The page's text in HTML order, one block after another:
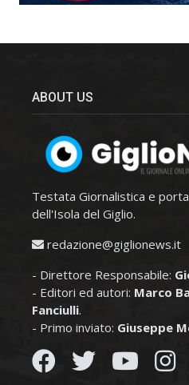
ABOUT US
Testata Giornalistica e
dell'Isola del Giglio.
redazione@giglionews.it
- Direttore Responsabile:
- Editori ed autori: Marco
Fanciulli.
- Primo inviato: Giuseppe